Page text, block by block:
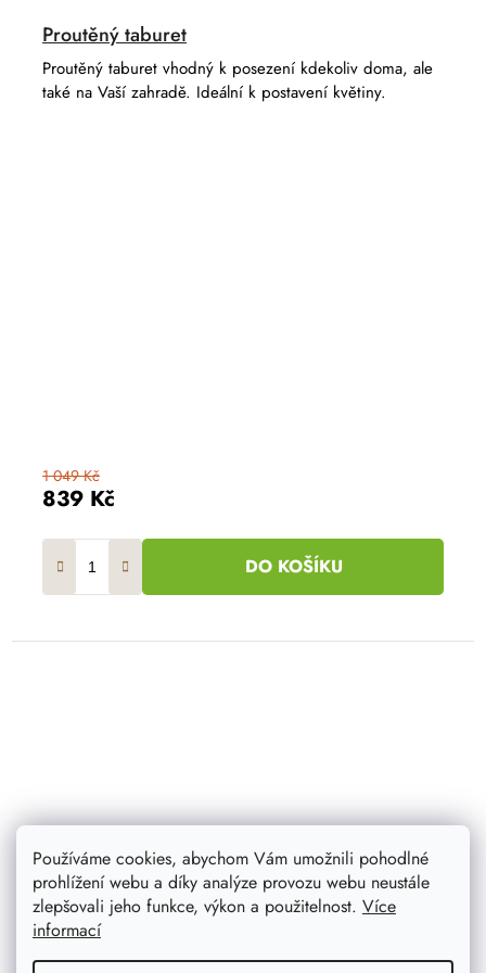
Používáme cookies, abychom Vám umožnili pohodlné
prohlížení webu a díky analýze provozu webu neustále
zlepšovali jeho funkce, výkon a použitelnost. Více
informací
Proutěný taburet
839 Kč
1 049 Kč
DO KOŠÍKU
Proutěný taburet vhodný k posezení kdekoliv doma, ale
také na Vaší zahradě. Ideální k postavení květiny.